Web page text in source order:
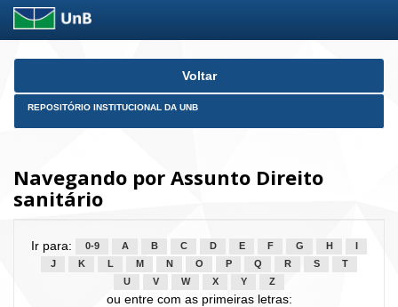
Skip
Voltar
REPOSITÓRIO INSTITUCIONAL DA UNB
Navegando por Assunto Direito
sanitário
Ir para: 0-9 A B C D E F G H
J
K L M N O P Q R S
T
U
V W X Y Z
ou entre com as primeiras letras: